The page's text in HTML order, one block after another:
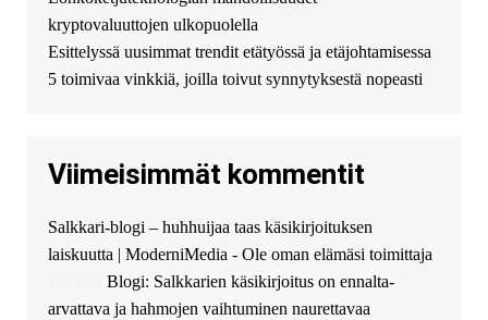
можете получить
финансирование в долг без
избыточных вопросов и
документов? Тогда обратитесь
guest_4889 :Cmon Suomi 👏
The Admin: High five! You’ve
successfully installed Simple
Ajax Chat.
kryptovaluuttojen ulkopuolella
Esittelyssä uusimmat trendit etätyössä ja etäjohtamisessa
5 toimivaa vinkkiä, joilla toivut synnytyksestä nopeasti
Viimeisimmät kommentit
Salkkari-blogi – huhhuijaa taas käsikirjoituksen
laiskuutta | ModerniMedia - Ole oman elämäsi toimittaja
Blogi: Salkkarien käsikirjoitus on ennalta-
arvattava ja hahmojen vaihtuminen naurettavaa